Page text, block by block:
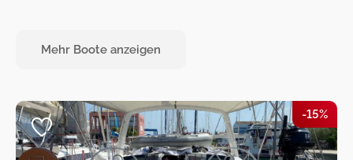
Mehr Boote anzeigen
-15%